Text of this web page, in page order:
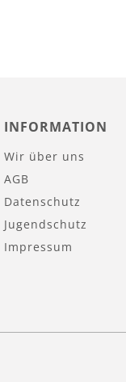
INFORMATION
Wir über uns
AGB
Datenschutz
Jugendschutz
Impressum